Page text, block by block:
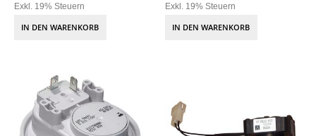
Exkl. 19% Steuern
IN DEN WARENKORB
Exkl. 19% Steuern
IN DEN WARENKORB